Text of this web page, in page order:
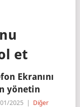
et
Ekranını
yönetin
2025
Diğer